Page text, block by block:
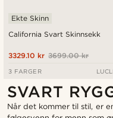
California Svart Skinnsekk
Ekte Skinn
3699.00 kr
3329.10 kr
3 FARGER
SVART
Når det kommer til stil, er